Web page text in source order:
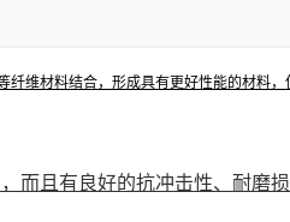
维材料结合，形成具有更好性能的材料
而且有良好的抗冲击性、耐磨